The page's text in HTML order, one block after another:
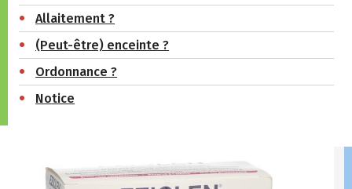
Allaitement ?
(Peut-être) enceinte ?
Ordonnance ?
Notice